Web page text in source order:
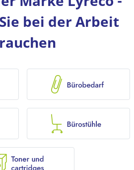
bei der Arbeit